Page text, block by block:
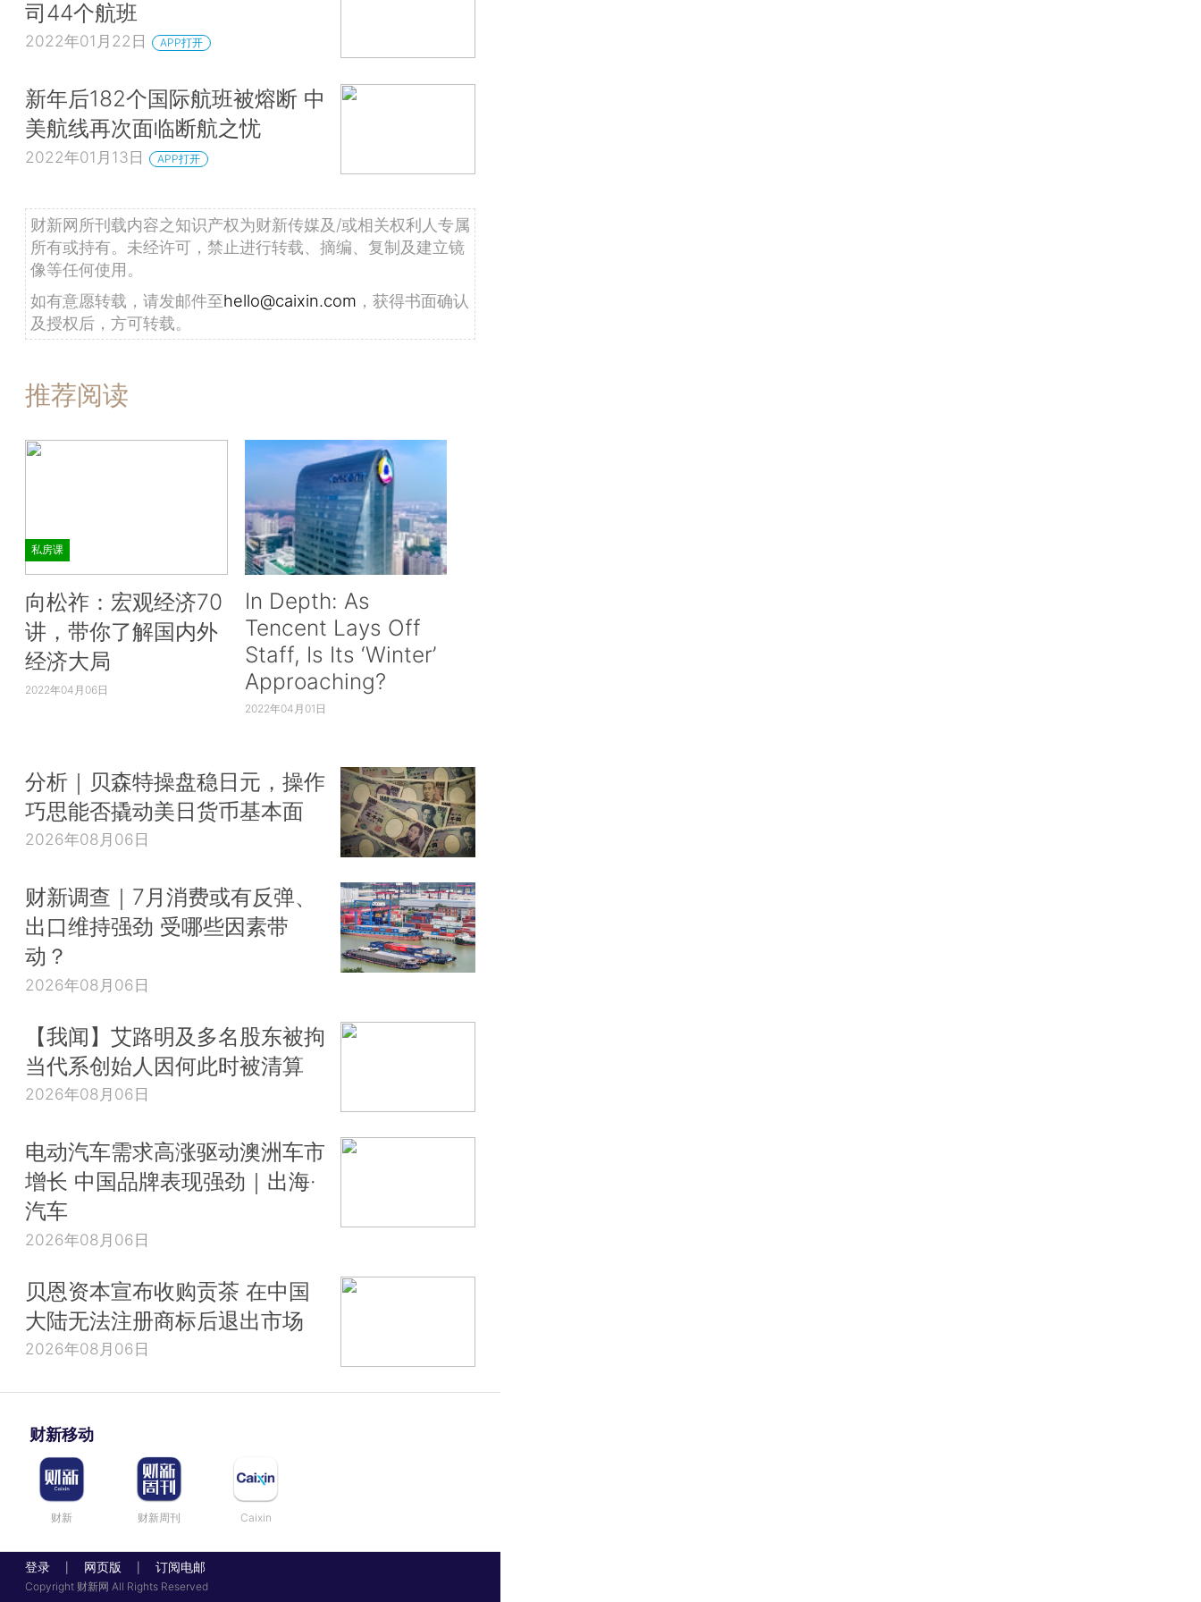
司44个航班
2022年01月22日 APP打开
新年后182个国际航班被熔断 中
美航线再次面临断航之忧
2022年01月13日 APP打开
财新网所刊载内容之知识产权为财新传媒及/或相关权利人专属
所有或持有。未经许可，禁止进行转载、摘编、复制及建立镜
像等任何使用。
如有意愿转载，请发邮件至hello@caixin.com ，获得书面确认
及授权后，方可转载。
推荐阅读
私房课
向松祚：宏观经济70
讲，带你了解国内外
经济大局
2022年04月06日
In Depth: As
Tencent Lays Off
Staff, Is Its ‘Winter’
Approaching?
2022年04月01日
分析｜贝森特操盘稳日元，操作
巧思能否撬动美日货币基本面
2026年08月06日
财新调查｜7月消费或有反弹、
出口维持强劲 受哪些因素带
动？
2026年08月06日
【我闻】艾路明及多名股东被拘
当代系创始人因何此时被清算
2026年08月06日
电动汽车需求高涨驱动澳洲车市
增长 中国品牌表现强劲｜出海·
汽车
2026年08月06日
贝恩资本宣布收购贡茶 在中国
大陆无法注册商标后退出市场
2026年08月06日
财新移动
财新 财新周刊 Caixin
登录 网页版 订阅电邮
Copyright 财新网 All Rights Reserved